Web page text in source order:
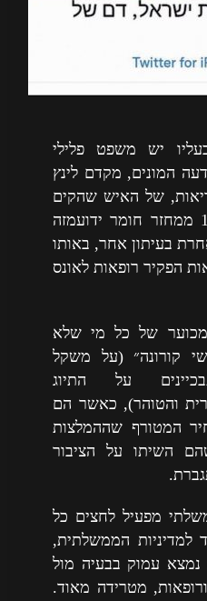
יש משפט פלילי
המונים, מקדם לינץ
של האיש שהקים
את מח״צ. בנתיים ערוץ 12 ממחזר חומר ידועמזה
בעיתון אחר, באותו
הפקיר רופאות לאונס
של כל מי שלא
קורונה״ (על משקל
על התיוג
והטוהר), כאשר הם
המטורף שההמלצות
השיתו על הציבור
מפעיל לחצים כל
למדיניות הממשלתית,
עמוק בבעיה מול
מטרידה מאוד.